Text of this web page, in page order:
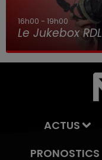
16h00 - 19h00
Le Jukebox RDL
ACTUS
PRONOSTICS